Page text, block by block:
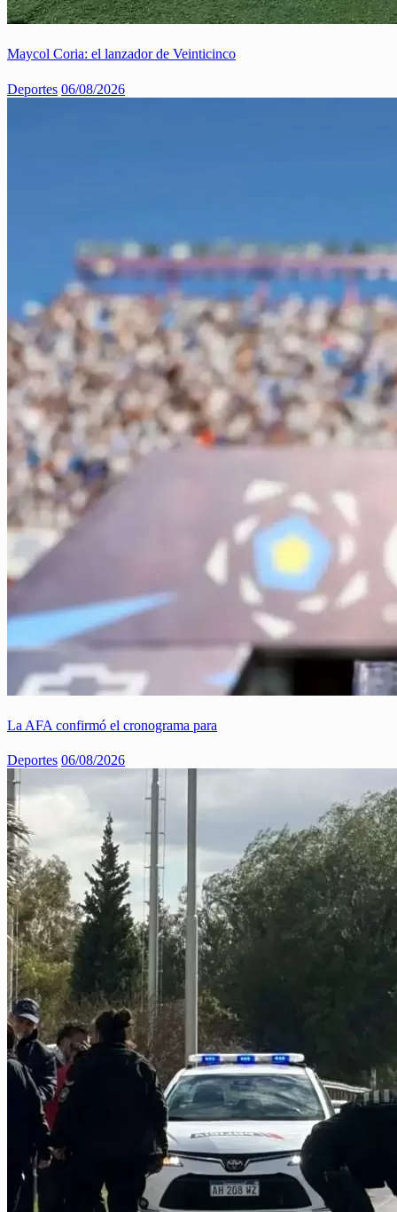
Maycol Coria: el lanzador de Veinticinco
Deportes 06/08/2026
La AFA confirmó el cronograma para
Deportes 06/08/2026